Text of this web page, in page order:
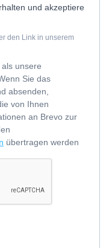
und akzeptiere
den Link in unserem
unsere
Sie das
absenden,
von Ihnen
an Brevo zur
übertragen werden